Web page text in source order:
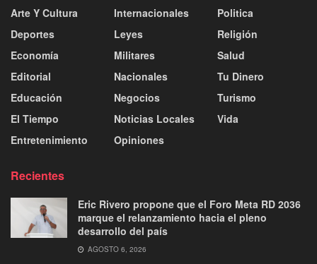
Arte Y Cultura
Deportes
Economía
Editorial
Educación
El Tiempo
Entretenimiento
Internacionales
Leyes
Militares
Nacionales
Negocios
Noticias Locales
Opiniones
Politica
Religión
Salud
Tu Dinero
Turismo
Vida
Recientes
Eric Rivero propone que el Foro Meta RD 2036
marque el relanzamiento hacia el pleno
desarrollo del país
AGOSTO 6, 2026